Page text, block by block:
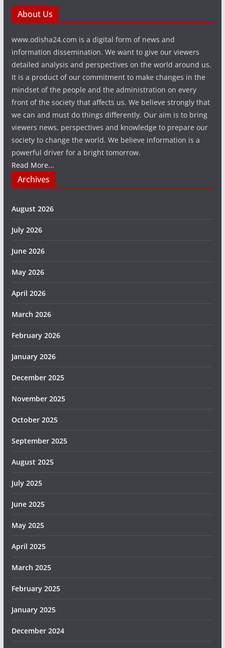
About Us
www.odisha24.com is a digital form of news and
information dissemination. We want to give our viewers
detailed analysis and perspectives on the world around us.
It is a product of our commitment to make changes in the
mindset of the people and the administration on every
front of the society that affects us. We believe strongly that
we can and must do things differently. Our aim is to bring
viewers news, perspectives and knowledge to prepare our
society to change the world. We believe information is a
powerful driver for a bright tomorrow.
Read More...
Archives
August 2026
July 2026
June 2026
May 2026
April 2026
March 2026
February 2026
January 2026
December 2025
November 2025
October 2025
September 2025
August 2025
July 2025
June 2025
May 2025
April 2025
March 2025
February 2025
January 2025
December 2024